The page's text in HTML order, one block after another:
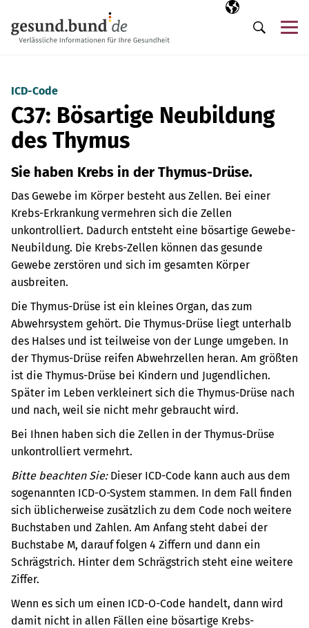
Ausgewählte
DE
Suche
ICD-Code
C37: Bösartige Neubildung
des Thymus
Sie haben Krebs in der Thymus-Drüse.
Das Gewebe im Körper besteht aus Zellen. Bei einer
Krebs-Erkrankung vermehren sich die Zellen
unkontrolliert. Dadurch entsteht eine bösartige Gewebe-
Neubildung. Die Krebs-Zellen können das gesunde
Gewebe zerstören und sich im gesamten Körper
ausbreiten.
Die Thymus-Drüse ist ein kleines Organ, das zum
Abwehrsystem gehört. Die Thymus-Drüse liegt unterhalb
des Halses und ist teilweise von der Lunge umgeben. In
der Thymus-Drüse reifen Abwehrzellen heran. Am größten
ist die Thymus-Drüse bei Kindern und Jugendlichen.
Später im Leben verkleinert sich die Thymus-Drüse nach
und nach, weil sie nicht mehr gebraucht wird.
Bei Ihnen haben sich die Zellen in der Thymus-Drüse
unkontrolliert vermehrt.
Bitte beachten Sie:Dieser ICD-Code kann auch aus dem
sogenannten ICD-O-System stammen. In dem Fall finden
sich üblicherweise zusätzlich zu dem Code noch weitere
Buchstaben und Zahlen. Am Anfang steht dabei der
Buchstabe M, darauf folgen 4 Ziffern und dann ein
Schrägstrich. Hinter dem Schrägstrich steht eine weitere
Ziffer.
Wenn es sich um einen ICD-O-Code handelt, dann wird
damit nicht in allen Fällen eine bösartige Krebs-